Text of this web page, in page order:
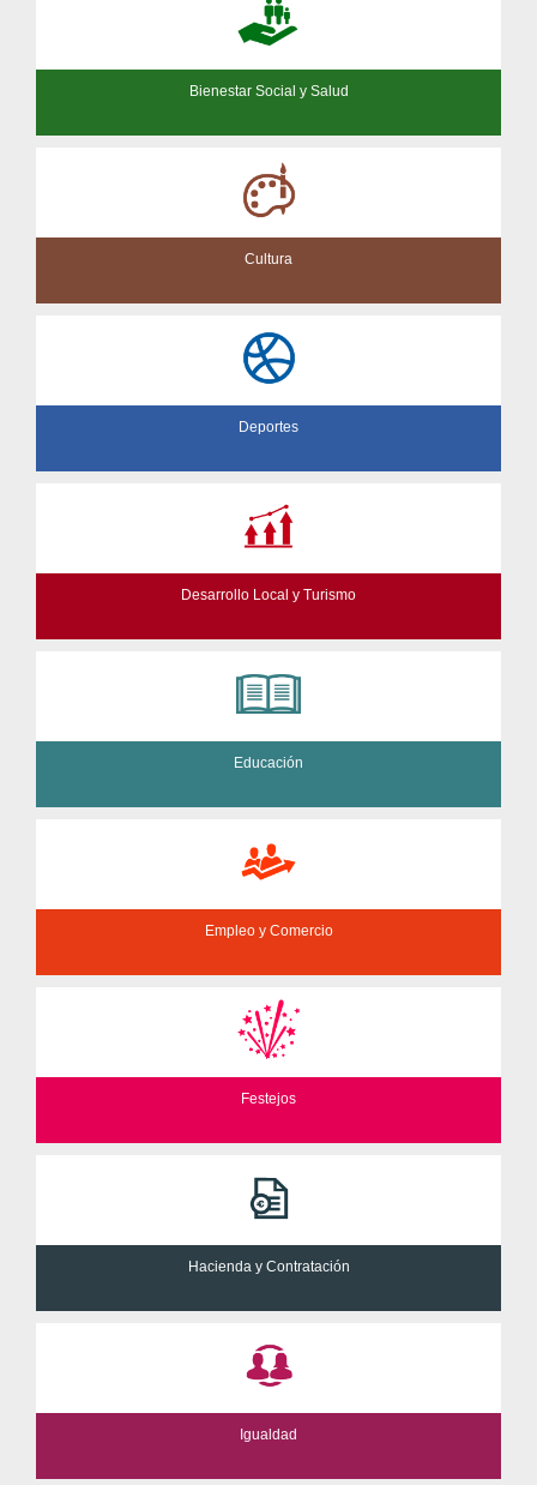
Bienestar Social y Salud
Cultura
Deportes
Desarrollo Local y Turismo
Educación
Empleo y Comercio
Festejos
Hacienda y Contratación
Igualdad